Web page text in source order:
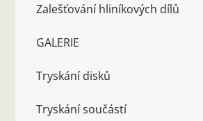
Zalešťování hliníkových dílů
GALERIE
Tryskání disků
Tryskání součástí